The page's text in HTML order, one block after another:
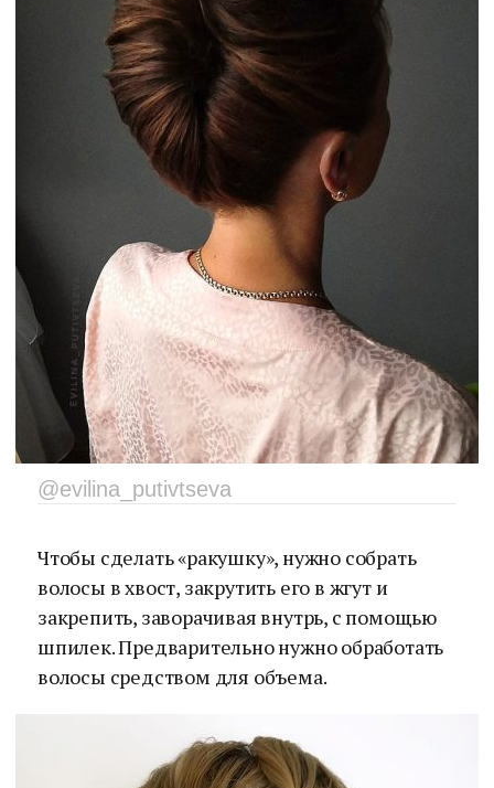
@evilina_putivtseva
Чтобы сделать «ракушку», нужно собрать
волосы в хвост, закрутить его в жгут и
закрепить, заворачивая внутрь, с помощью
шпилек. Предварительно нужно обработать
волосы средством для объема.